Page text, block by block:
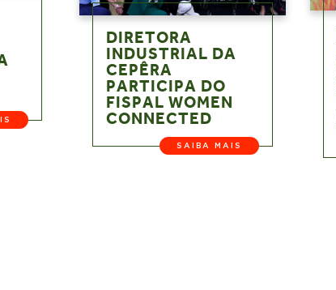
DIRETORA
INDUSTRIAL DA
CEPÊRA
PARTICIPA DO
FISPAL WOMEN
CONNECTED
SAIBA MAIS